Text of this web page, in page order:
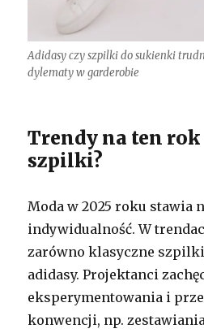
Adidasy czy szpilki do sukienki
dylematy w garderobie
Trendy na ten
szpilki?
Moda w 2025 roku stawia
indywidualność. W
zarówno klasyczne
adidasy. Projektanci
eksperymentowania i
konwencji, np.